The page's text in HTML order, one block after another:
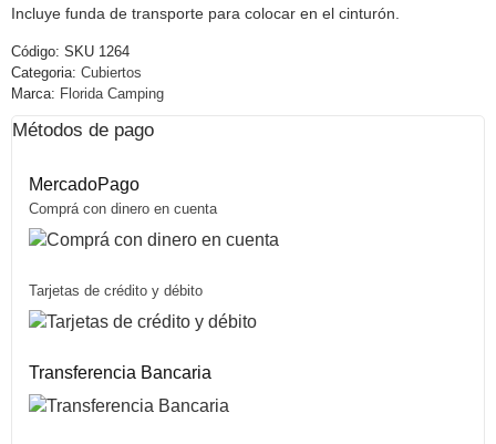
Incluye funda de transporte para colocar en el cinturón.
Código: SKU 1264
Categoria: Cubiertos
Marca: Florida Camping
Métodos de pago
MercadoPago
Comprá con dinero en cuenta
Tarjetas de crédito y débito
Transferencia Bancaria